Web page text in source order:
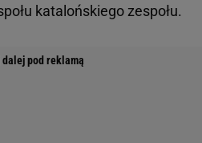
katalońskiego zespołu.